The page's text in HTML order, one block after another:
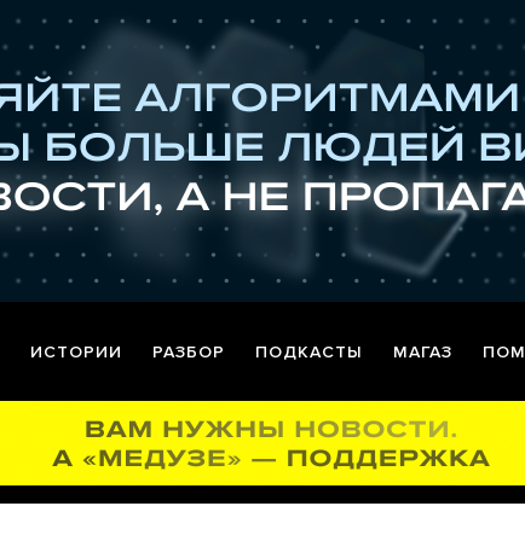
ИСТОРИИ РАЗБОР ПОДКАСТЫ МАГАЗ